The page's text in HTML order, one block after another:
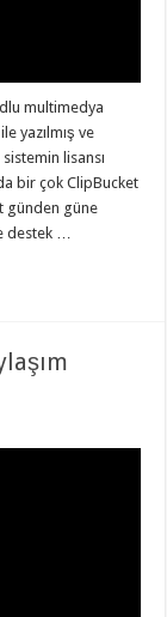
multimedya
yazılmış ve
lisansı
bir çok ClipBucket
günden güne
destek …